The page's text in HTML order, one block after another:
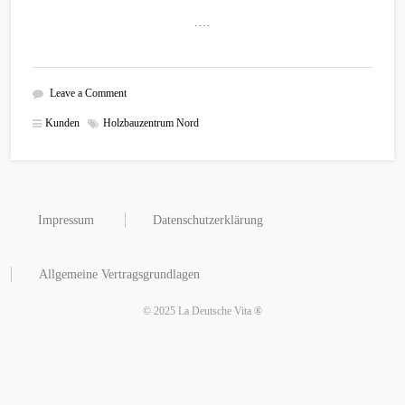
.…
Leave a Comment
Kunden Holzbauzentrum Nord
Impressum Datenschutzerklärung
Allgemeine Vertragsgrundlagen
© 2025 La Deutsche Vita ®